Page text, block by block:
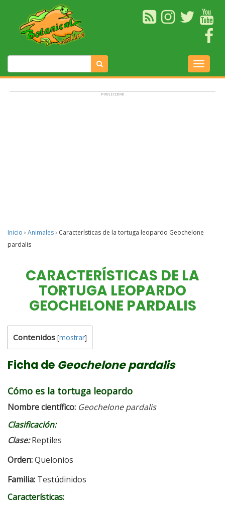
Inicio › Animales› Características de la tortuga leopardo Geochelone
pardalis
CARACTERÍSTICAS DE LA
TORTUGA LEOPARDO
GEOCHELONE PARDALIS
Contenidos [mostrar]
Ficha de Geochelone pardalis
Cómo es la tortuga leopardo
Nombre científico: Geochelone pardalis
Clasificación:
Clase:Reptiles
Orden:Quelonios
Familia: Testúdinidos
Características: